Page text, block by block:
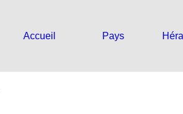
Accueil Pays